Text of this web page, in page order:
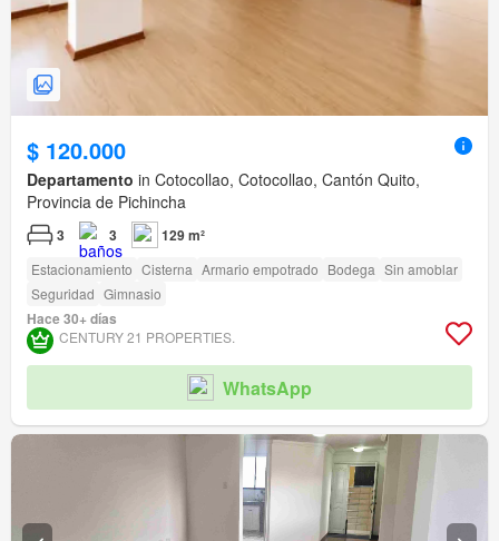
$ 120.000
Departamento in Cotocollao, Cotocollao, Cantón Quito,
Provincia de Pichincha
3 3 129 m²
Estacionamiento Cisterna Armario empotrado Bodega Sin amoblar
Seguridad Gimnasio
Hace 30+ días
CENTURY 21 PROPERTIES.
WhatsApp